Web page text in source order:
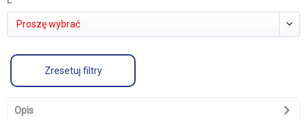
Proszę wybrać
Zresetuj filtry
Opis